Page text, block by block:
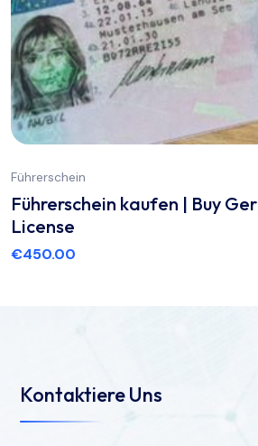
Führerschein
Führerschein kaufen | Buy
License
€450.00
Kontaktiere Uns